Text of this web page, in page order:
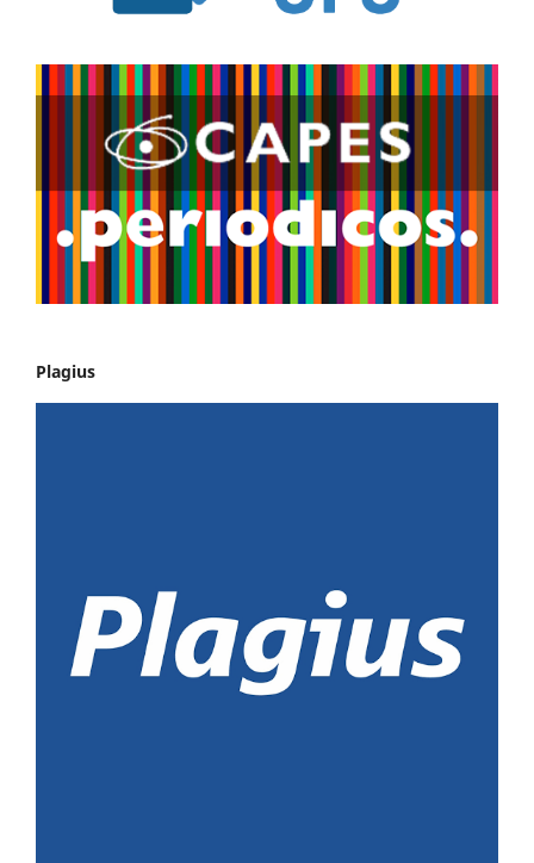
Plagius